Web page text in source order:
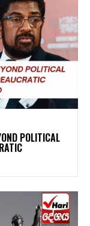
POLITICAL